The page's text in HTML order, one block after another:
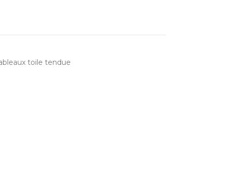
toile tendue